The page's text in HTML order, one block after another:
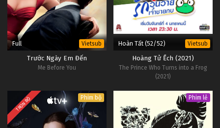
Full Vietsub
Trước Ngày Em Đến
Me Before You
Hoàn Tất (52/52) Vietsub
Hoàng Tử Ếch (2021)
The Prince Who Turns into a Frog
(2021)
TRỌN BỘ Phim bộ Phim lẻ